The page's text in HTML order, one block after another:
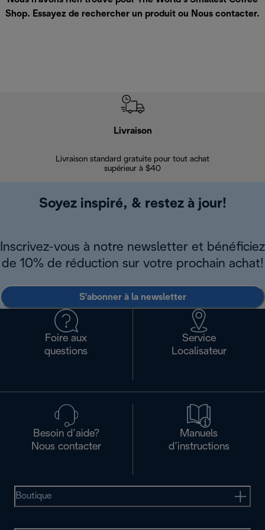
Shop. Essayez de rechercher un produit ou Nous contacter.
Livraison
Livraison standard gratuite pour tout achat
supérieur à $40
Soyez inspiré, & restez à jour!
Inscrivez-vous à notre newsletter et bénéficiez
de 10% de réduction sur votre prochain achat!
S'abonner à la newsletter
Foire aux
questions
Service
Localisateur
Besoin d’aide?
Nous contacter
Manuels
d’instructions
Boutique